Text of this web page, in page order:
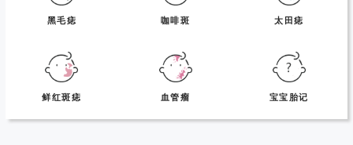
黑毛痣 咖啡斑 太田痣
鲜红斑痣 血管瘤 宝宝胎记